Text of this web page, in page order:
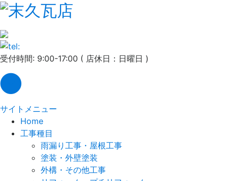
受付時間: 9:00-17:00 ( 店休日：日曜日 )
サイトメニュー
Home
工事種目
雨漏り工事・屋根工事
塗装・外壁塗装
外構・その他工事